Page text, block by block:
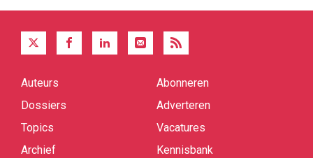
Quick
Auteurs
Dossiers
Topics
Archief
Abonneren
Adverteren
Vacatures
Kennisbank